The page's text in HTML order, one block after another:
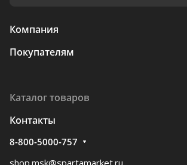
Компания
Покупателям
Каталог товаров
Контакты
8-800-5000-757
shop.msk@spartamarket.ru